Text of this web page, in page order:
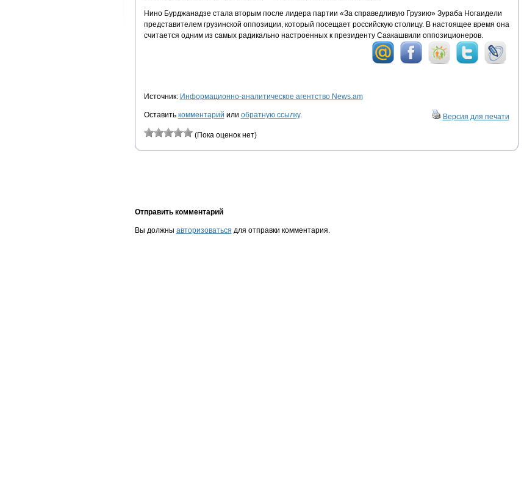
Нино Бурджанадзе стала вторым после лидера партии «За справедливую Грузию» Зураба Ногаидели
представителем грузинской оппозиции, который посещает российскую столицу. В настоящее время она
считается одним из самых радикально настроенных к президенту Саакашвили оппозиционеров.
Источник: Информационно-аналитическое агентство News.am
Оставить комментарий или обратную ссылку. Версия для печати
(Пока оценок нет)
Отправить комментарий
Вы должны авторизоваться для отправки комментария.